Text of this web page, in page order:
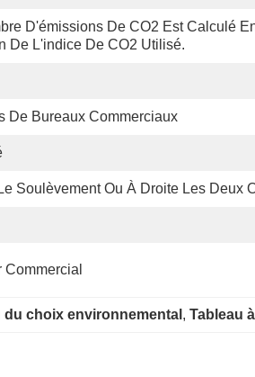
D'émissions De CO2 Est Calculé
De L'indice De CO2 Utilisé.
De Bureaux Commerciaux
Soulèvement Ou À Droite Les Deux
Commercial
du choix environnemental , Tableau